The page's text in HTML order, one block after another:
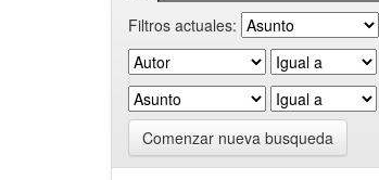
Filtros actuales:
Comenzar nueva busqueda